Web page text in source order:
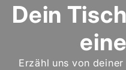
Dein
Erzähl uns von